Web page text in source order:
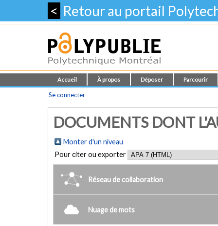
< Retour au portail
Accueil À propos Déposer Parcourir
Se connecter
DOCUMENTS DONT
Monter d'un niveau
Pour citer ou exporter
Réseau de collaboration
Nuage de mots